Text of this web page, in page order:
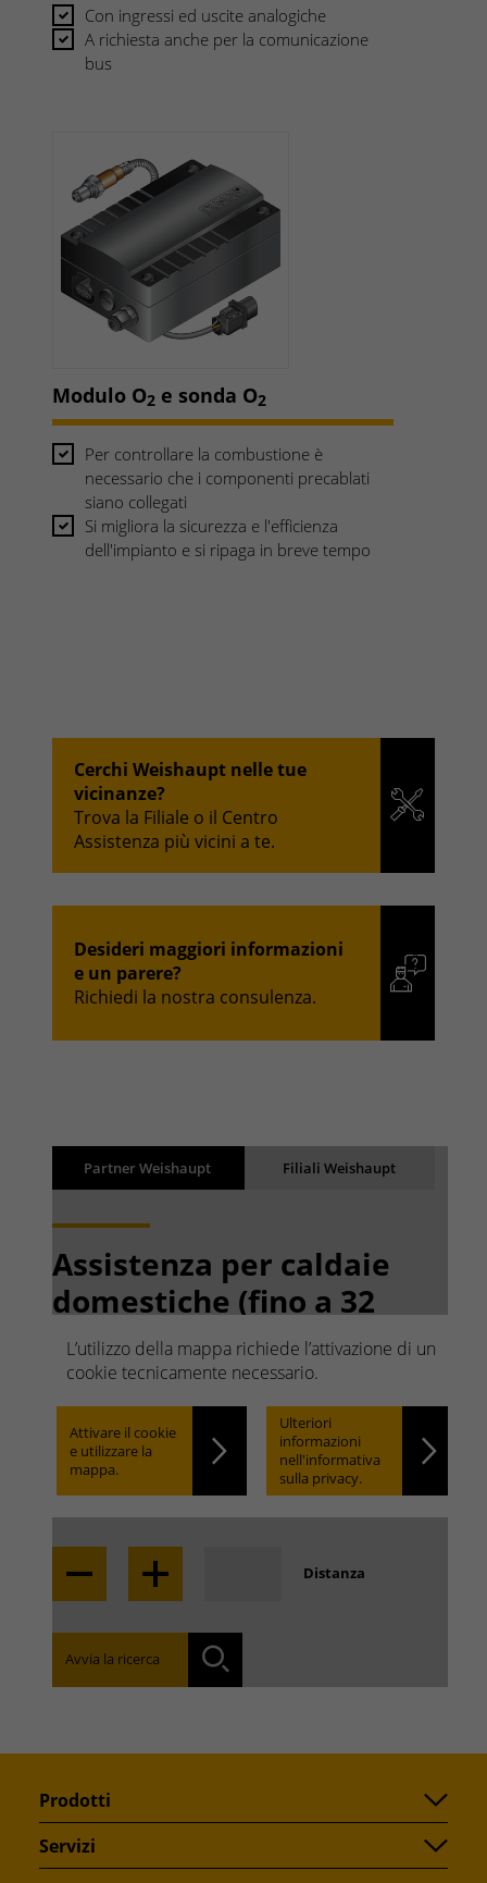
Con ingressi ed uscite analogiche
A richiesta anche per la comunicazione
bus
Modulo O2 e sonda O2
Per controllare la combustione è
necessario che i componenti precablati
siano collegati
Si migliora la sicurezza e l'efficienza
dell'impianto e si ripaga in breve tempo
Cerchi Weishaupt nelle tue
vicinanze?
Trova la Filiale o il Centro
Assistenza più vicini a te.
Desideri maggiori informazioni
e un parere?
Richiedi la nostra consulenza.
L’utilizzo della mappa richiede l’attivazione di un
cookie tecnicamente necessario.
Attivare il cookie
e utilizzare la
mappa.
Ulteriori
informazioni
nell'informativa
sulla privacy.
Partner Weishaupt Filiali Weishaupt
Assistenza per caldaie
domestiche (fino a 32
kW)
Ricerca rapida. Facile da
trovare.
Locate
Distanza
Avvia la ricerca
BackRisultati
I risultati vengono caricati
Prodotti
Servizi